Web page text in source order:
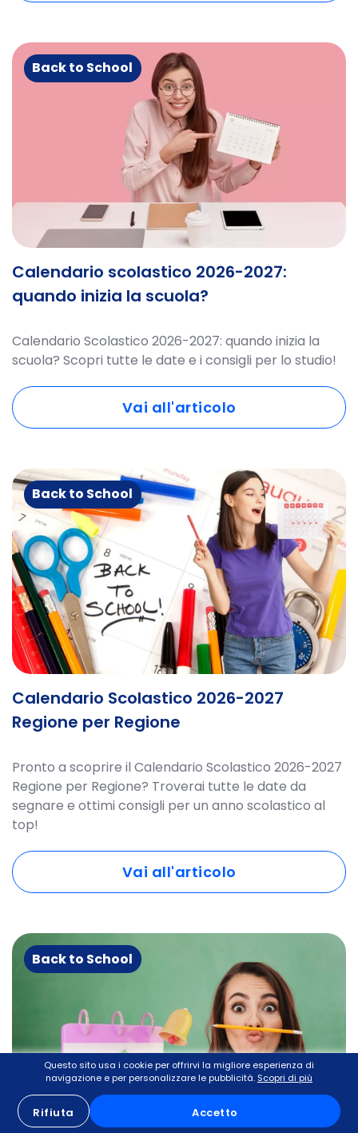
Back to School
Calendario scolastico 2026-2027:
quando inizia la scuola?
Calendario Scolastico 2026-2027: quando inizia la
scuola? Scopri tutte le date e i consigli per lo studio!
Vai all'articolo
Back to School
Calendario Scolastico 2026-2027
Regione per Regione
Pronto a scoprire il Calendario Scolastico 2026-2027
Regione per Regione? Troverai tutte le date da
segnare e ottimi consigli per un anno scolastico al
top!
Vai all'articolo
Back to School
Questo sito usa i cookie per offrirvi la migliore esperienza di
navigazione e per personalizzare le pubblicità. Scopri di più
Rifiuta Accetto